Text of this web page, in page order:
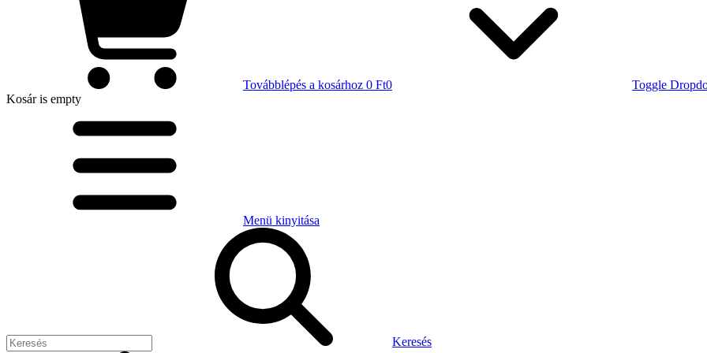
Továbblépés a kosárhoz 0 Ft0
Toggle
Kosáris empty
Menü kinyitása
Keresés